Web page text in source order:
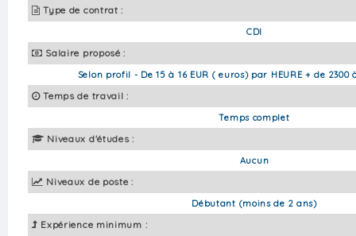
Type de contrat :
CDI
Salaire proposé :
Selon profil - De 15 à 16 EUR ( euros) par HEURE + de 2300
Temps de travail :
Temps complet
Niveaux d'études :
Aucun
Niveaux de poste :
Débutant (moins de 2 ans)
Expérience minimum :